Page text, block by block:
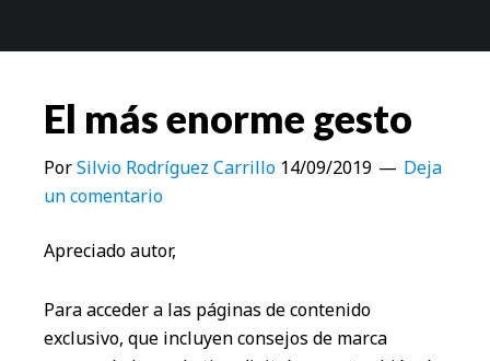
El más enorme gesto
PorSilvio Rodríguez Carrillo 14/09/2019
Deja
un comentario
Apreciado autor,
Para acceder a las páginas de contenido
exclusivo, que incluyen consejos de marca